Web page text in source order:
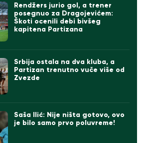
Rendžers jurio gol, a trener
posegnuo za Dragojevićem:
Škoti ocenili debi bivšeg
kapitena Partizana
Srbija ostala na dva kluba, a
Partizan trenutno vuče više od
Zvezde
Saša Ilić: Nije ništa gotovo, ovo
je bilo samo prvo poluvreme!